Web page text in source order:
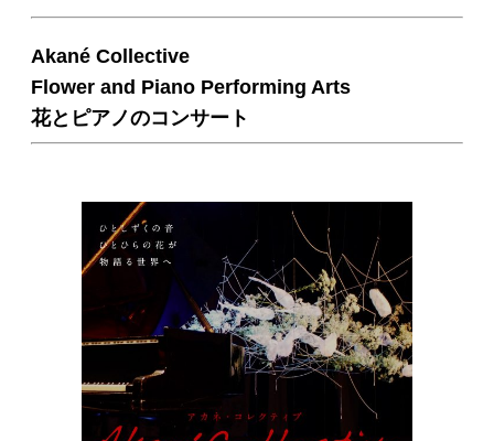
Akané Collective
Flower and Piano Performing Arts
花とピアノのコンサート